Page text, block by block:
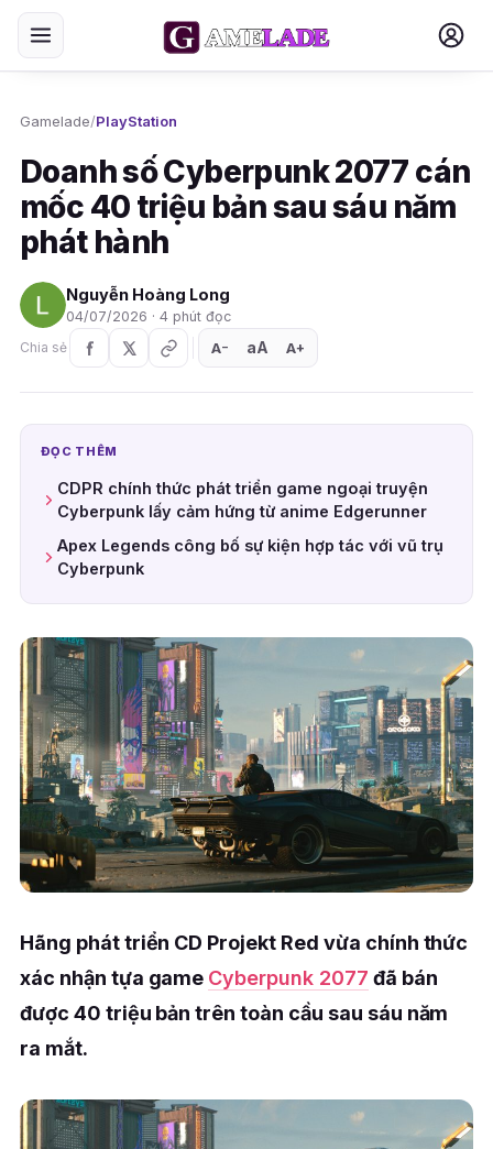
Gamelade/PlayStation
Doanh số Cyberpunk 2077 cán
mốc 40 triệu bản sau sáu năm
phát hành
Nguyễn Hoàng Long
04/07/2026 · 4 phút đọc
Chia sẻ
A− aA A+
ĐỌC THÊM
CDPR chính thức phát triển game ngoại truyện
Cyberpunk lấy cảm hứng từ anime Edgerunner
Apex Legends công bố sự kiện hợp tác với vũ trụ
Cyberpunk
Hãng phát triển CD Projekt Red vừa chính thức
xác nhận tựa game Cyberpunk 2077 đã bán
được 40 triệu bản trên toàn cầu sau sáu năm
ra mắt.